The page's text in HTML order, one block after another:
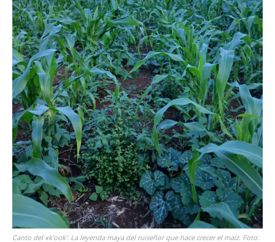
Canto del xk’ook’: La leyenda maya del ruiseñor que hace crecer el maíz. Foto: